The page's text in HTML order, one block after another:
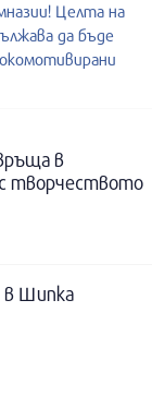
Целта на
да бъде
в
творчеството
в Шипка